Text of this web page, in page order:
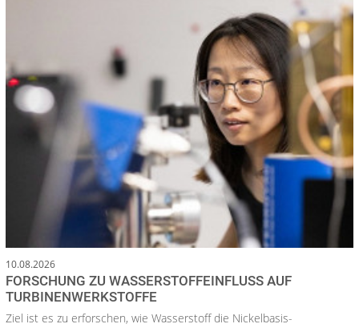
10.08.2026
FORSCHUNG ZU WASSERSTOFFEINFLUSS AUF
TURBINENWERKSTOFFE
Ziel ist es zu erforschen, wie Wasserstoff die Nickelbasis-